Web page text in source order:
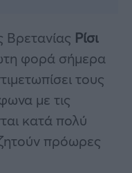
Ρίσι
φορά σήμερα
τους
με τις
κατά πολύ
πρόωρες